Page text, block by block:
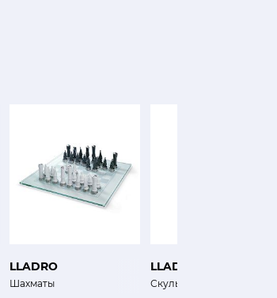
LLADRO
Шахматы
LLADRO
Скульптура Женский торс